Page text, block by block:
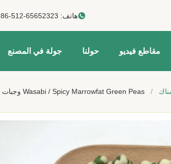
هاتف: 86-512-65652323
مقاطع فيديو حولنا جولة في المصنع
/ Wasabi / Spicy Marrowfat Green Peas وجبات خفيفة صحية خالية من القلي